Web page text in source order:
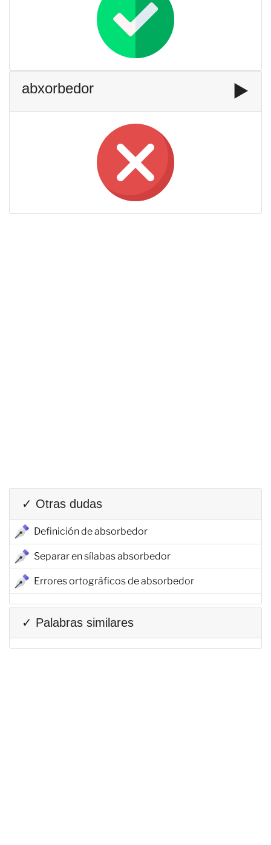
abxorbedor ▶️
✓ Otras dudas
Definición de absorbedor
Separar en sílabas absorbedor
Errores ortográficos de absorbedor
✓ Palabras similares